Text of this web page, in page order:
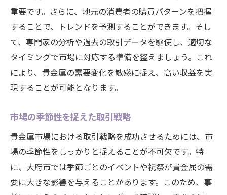
重要です。さらに、地元の消費者の購買パターンを把握
することで、トレンドを予測することができます。そし
て、専門家の分析や過去の取引データを駆使し、適切な
タイミングで市場に対応する準備を整えましょう。これ
により、貴金属の需要変化を敏感に捉え、高い収益を実
現することが可能となります。
市場の季節性を捉えた取引戦略
貴金属市場における取引戦略を成功させるためには、市
場の季節性をしっかりと捉えることが不可欠です。特
に、大府市では季節ごとのイベントや祝祭が貴金属の需
要に大きな影響を与えることがあります。このため、事